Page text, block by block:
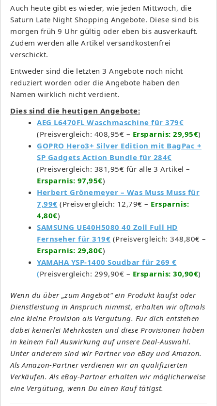
Auch heute gibt es wieder, wie jeden Mittwoch, die
Saturn Late Night Shopping Angebote. Diese sind bis
morgen früh 9 Uhr gültig oder eben bis ausverkauft.
Zudem werden alle Artikel versandkostenfrei
verschickt.
Entweder sind die letzten 3 Angebote noch nicht
reduziert worden oder die Angebote haben den
Namen wirklich nicht verdient.
Dies sind die heutigen Angebote:
AEG L6470FL Waschmaschine für 379€
(Preisvergleich: 408,95€ – Ersparnis: 29,95€)
GOPRO Hero3+ Silver Edition mit BagPac +
SP Gadgets Action Bundle für 284€
(Preisvergleich: 381,95€ für alle 3 Artikel –
Ersparnis: 97,95€)
Herbert Grönemeyer – Was Muss Muss für
7,99€ (Preisvergleich: 12,79€ – Ersparnis:
4,80€)
SAMSUNG UE40H5080 40 Zoll Full HD
Fernseher für 319€ (Preisvergleich: 348,80€ –
Ersparnis: 29,80€)
YAMAHA YSP-1400 Soudbar für 269 €
(Preisvergleich: 299,90€ – Ersparnis: 30,90€)
Wenn du über „zum Angebot“ ein Produkt kaufst oder
Dienstleistung in Anspruch nimmst, erhalten wir oftmals
eine kleine Provision als Vergütung. Für dich entstehen
dabei keinerlei Mehrkosten und diese Provisionen haben
in keinem Fall Auswirkung auf unsere Deal-Auswahl.
Unter anderem sind wir Partner von eBay und Amazon.
Als Amazon-Partner verdienen wir an qualifizierten
Verkäufen. Als eBay-Partner erhalten wir möglicherweise
eine Vergütung, wenn Du einen Kauf tätigst.